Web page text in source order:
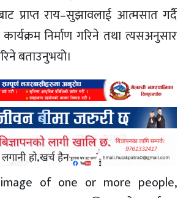
प्राप्त राय–सुझावलाई आत्मसात गर्दै
निर्माण गरिने तथा त्यसअनुसार
बताउनुभयो।